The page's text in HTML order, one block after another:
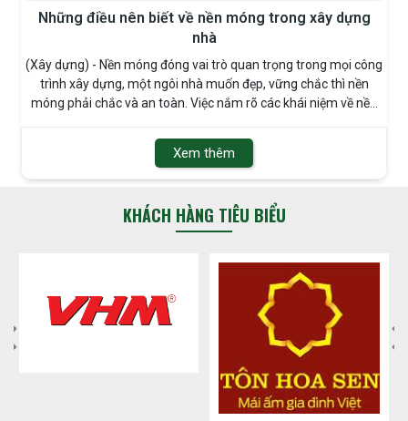
Những điều nên biết về nền móng trong xây dựng
nhà
(Xây dựng) - Nền móng đóng vai trò quan trọng trong mọi công
trình xây dựng, một ngôi nhà muốn đẹp, vững chắc thì nền
móng phải chắc và an toàn. Việc nắm rõ các khái niệm về nền
dễ dàng hơn.
Xem thêm
KHÁCH HÀNG TIÊU BIỂU